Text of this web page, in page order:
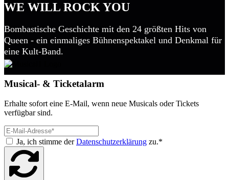
WE WILL ROCK YOU
Bombastische Geschichte mit den 24 größten Hits von
Queen - ein einmaliges Bühnenspektakel und Denkmal für
eine Kult-Band.
Musical- & Ticketalarm
Erhalte sofort eine E-Mail, wenn neue Musicals oder Tickets
verfügbar sind.
Ja, ich stimme derDatenschutzerklärung zu.*